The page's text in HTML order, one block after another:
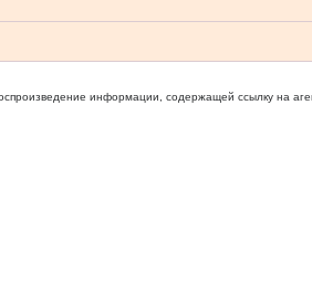
информации, содержащей ссылку на